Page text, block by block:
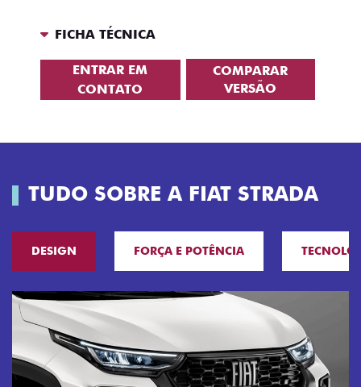
FICHA TÉCNICA
ENTRAR EM
CONTATO
COMPARAR
VERSÃO
TUDO SOBRE A FIAT STRADA
DESIGN FORÇA E POTÊNCIA